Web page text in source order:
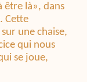
être là», dans
Cette
une chaise,
qui nous
se joue,